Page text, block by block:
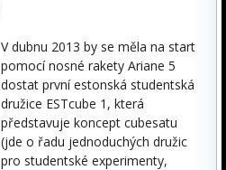
V dubnu 2013 by se měla na start
pomocí nosné rakety Ariane 5
dostat první estonská studentská
družice ESTcube 1, která
představuje koncept cubesatu
(jde o řadu jednoduchých družic
pro studentské experimenty,